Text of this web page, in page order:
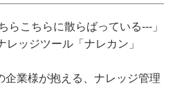
らこちらに散らばっている---」
レッジツール「ナレカン」
企業様が抱える、ナレッジ管理